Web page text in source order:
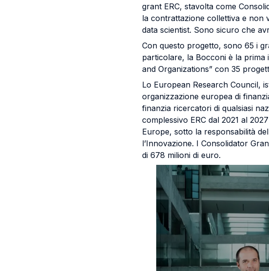
grant ERC, stavolta come
la contrattazione collettiva e non
data scientist. Sono sicuro che
Con questo progetto, sono 65 i
particolare, la Bocconi è la prima
and Organizations” con 35
Lo European Research Council,
organizzazione europea di
finanzia ricercatori di qualsiasi
complessivo ERC dal 2021 al
Europe, sotto la responsabilità
l’Innovazione. I Consolidator
di 678 milioni di euro.